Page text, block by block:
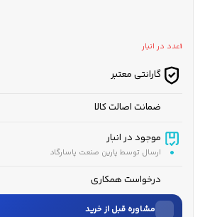
1عدد در انبار
گارانتی معتبر
ضمانت اصالت کالا
موجود در انبار
ارسال توسط پارین صنعت پاسارگاد
درخواست همکاری
مشاوره قبل از خرید